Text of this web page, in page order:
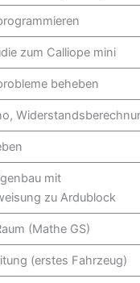
zum Calliope mini
beheben
mit
zu Ardublock
(Mathe GS)
(erstes Fahrzeug)